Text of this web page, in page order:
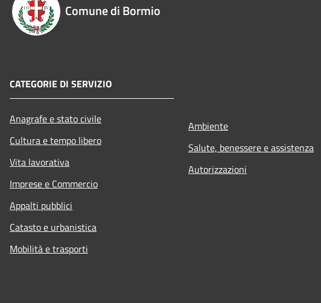
Comune di Bormio
CATEGORIE DI SERVIZIO
Anagrafe e stato civile
Cultura e tempo libero
Vita lavorativa
Imprese e Commercio
Appalti pubblici
Catasto e urbanistica
Mobilità e trasporti
Ambiente
Salute, benessere e assistenza
Autorizzazioni